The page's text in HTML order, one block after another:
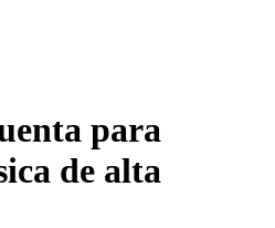
para
de alta